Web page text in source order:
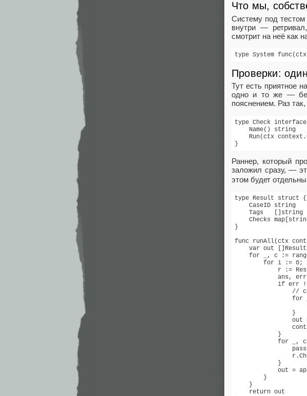
Что мы,
Систему под
внутри —
смотрит на неё как
Проверки:
Тут есть приятное
одно и то же —
пояснением. Раз
type Check
    Name() string
Run(ctx
Раннер, который
заложил сразу, —
этом будет
type Result struct {
    CaseID string
    Tags   []string
Checks
}
func runAll(ctx
    var out []Result
for _, c :=
for i := 0;
r :=
ans,
if err
//
for
                }
out
            }
for _,
            }
out =
        }
    }
    return out